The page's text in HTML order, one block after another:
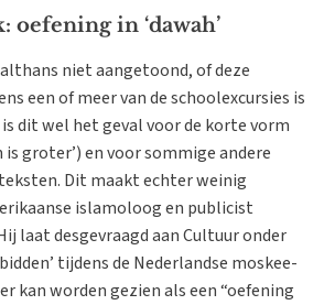
oefening in ‘dawah’
niet aangetoond, of deze
een of meer van de schoolexcursies is
dit wel het geval voor de korte vorm
is groter’) en voor sommige andere
Dit maakt echter weinig
islamoloog en publicist
laat desgevraagd aan Cultuur onder
tijdens de Nederlandse moskee-
kan worden gezien als een “oefening